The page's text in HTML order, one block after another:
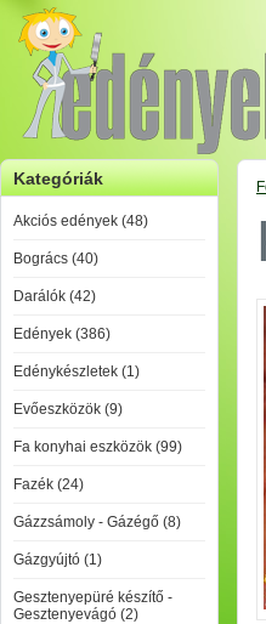
Kategóriák
Akciós edények (48)
Bogrács (40)
Darálók (42)
Edények (386)
Edénykészletek (1)
Evőeszközök (9)
Fa konyhai eszközök (99)
Fazék (24)
Gázzsámoly - Gázégő (8)
Gázgyújtó (1)
Gesztenyepüré készítő -
Gesztenyevágó (2)